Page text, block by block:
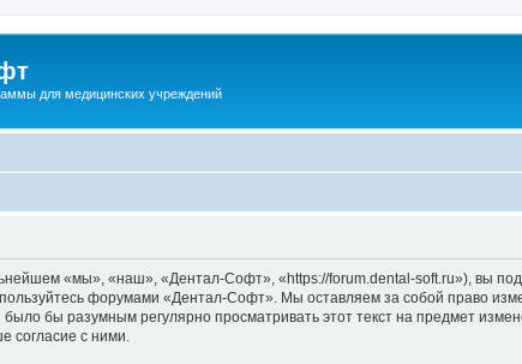
для медицинских учреждений
«мы», «наш», «Дентал-Софт», «https://forum.dental-soft.ru»), вы
форумами «Дентал-Софт». Мы оставляем за собой право
бы разумным регулярно просматривать этот текст на предмет
согласие с ними.